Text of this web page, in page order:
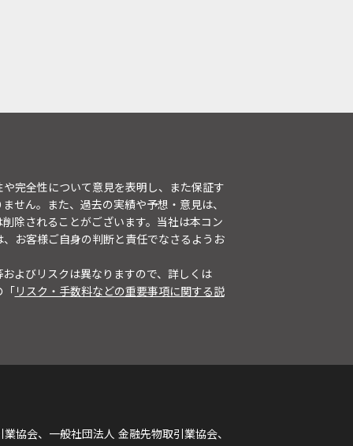
完全性について意見を表明し、また保証す
せん。また、過去の実績や予想・意見は、
除されることがございます。当社は本コン
お客様ご自身の判断と責任でなさるようお
よびリスクは異なりますので、詳しくは
「リスク・手数料などの重要事項に関する説
協会、一般社団法人 金融先物取引業協会、